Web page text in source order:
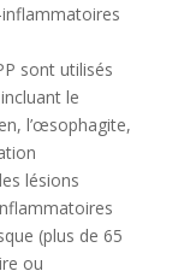
sont utilisés
le
l’œsophagite,
lésions
(plus de 65
ou